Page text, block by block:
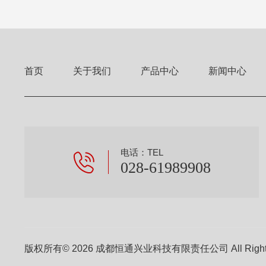
首页 关于我们 产品中心 新闻中心
电话：TEL
028-61989908
版权所有© 2026 成都恒通兴业科技有限责任公司 All